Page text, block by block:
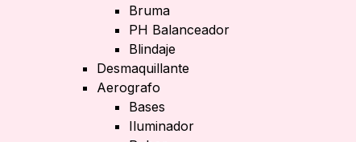
Bruma
PH Balanceador
Blindaje
Desmaquillante
Aerografo
Bases
Iluminador